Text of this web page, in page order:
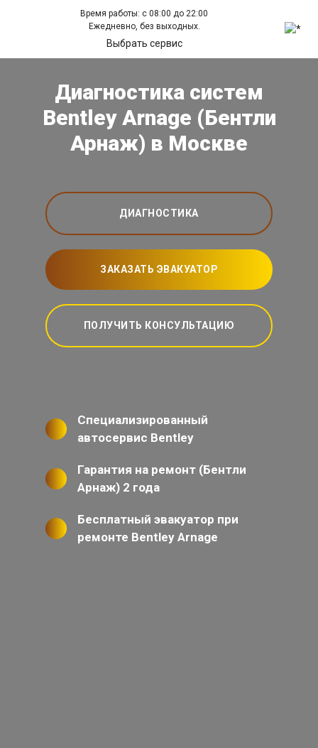
Время работы: с 08:00 до 22:00
Ежедневно, без выходных.
Выбрать сервис
Диагностика систем
Bentley Arnage (Бентли
Арнаж) в Москве
ДИАГНОСТИКА
ЗАКАЗАТЬ ЭВАКУАТОР
ПОЛУЧИТЬ КОНСУЛЬТАЦИЮ
Специализированный
автосервис Bentley
Гарантия на ремонт (Бентли
Арнаж) 2 года
Бесплатный эвакуатор при
ремонте Bentley Arnage